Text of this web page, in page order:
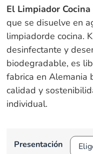
El Limpiador Cocina
que se disuelve en
limpiadorde cocina.
desinfectante y
biodegradable, es
fabrica en Alemania
calidad y
individual.
Presentación